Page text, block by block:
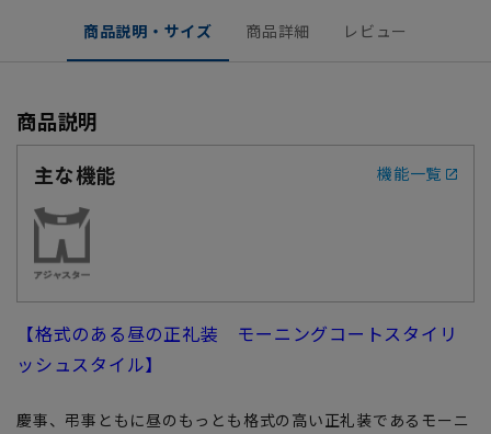
商品説明・サイズ 商品詳細 レビュー
商品説明
主な機能
機能一覧
【格式のある昼の正礼装 モーニングコートスタイリ
ッシュスタイル】
慶事、弔事ともに昼のもっとも格式の高い正礼装であるモーニ